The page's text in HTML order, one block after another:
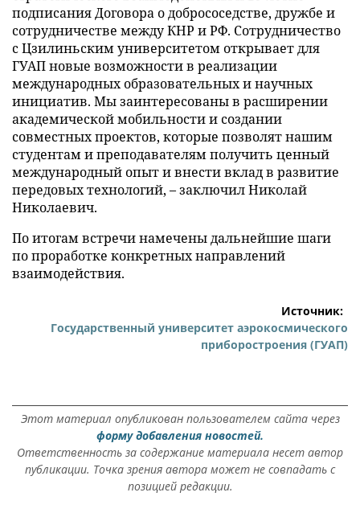
подписания Договора о добрососедстве, дружбе и
сотрудничестве между КНР и РФ. Сотрудничество
с Цзилиньским университетом открывает для
ГУАП новые возможности в реализации
международных образовательных и научных
инициатив. Мы заинтересованы в расширении
академической мобильности и создании
совместных проектов, которые позволят нашим
студентам и преподавателям получить ценный
международный опыт и внести вклад в развитие
передовых технологий, – заключил Николай
Николаевич.
По итогам встречи намечены дальнейшие шаги
по проработке конкретных направлений
взаимодействия.
Источник:
Государственный университет аэрокосмического
приборостроения (ГУАП)
Этот материал опубликован пользователем сайта через
форму добавления новостей.
Ответственность за содержание материала несет автор
публикации. Точка зрения автора может не совпадать с
позицией редакции.